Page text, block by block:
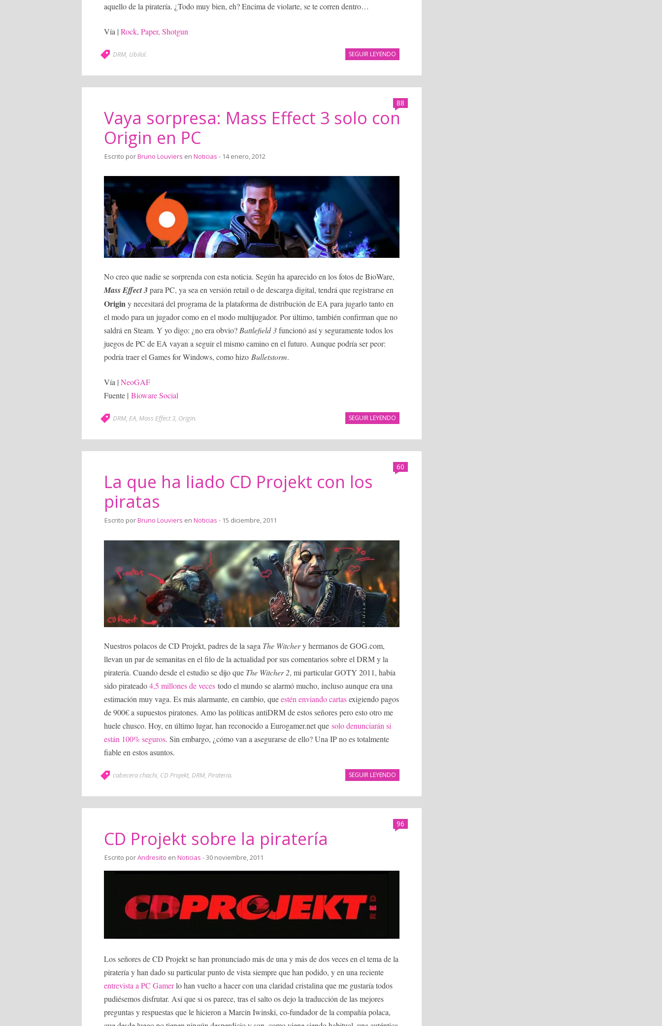
aquello de la piratería. ¿Todo muy bien, eh? Encima de violarte, se te corren dentro…
Vía | Rock, Paper, Shotgun
SEGUIR LEYENDO
DRM, Ubilol.
88
Vaya sorpresa: Mass Effect 3 solo con
Origin en PC
Escrito porBruno Louviers en Noticias - 14 enero, 2012
No creo que nadie se sorprenda con esta noticia. Según ha aparecido en los fotos de BioWare,
Mass Effect 3 para PC, ya sea en versión retail o de descarga digital, tendrá que registrarse en
Originy necesitará del programa de la plataforma de distribución de EA para jugarlo tanto en
el modo para un jugador como en el modo multijugador. Por último, también confirman que no
saldrá en Steam. Y yo digo: ¿no era obvio?Battlefield 3funcionó así y seguramente todos los
juegos de PC de EA vayan a seguir el mismo camino en el futuro. Aunque podría ser peor:
podría traer el Games for Windows, como hizo Bulletstorm.
Vía | NeoGAF
Fuente | Bioware Social
SEGUIR LEYENDO
DRM, EA, Mass Effect 3, Origin.
60
La que ha liado CD Projekt con los
piratas
Escrito porBruno Louviers en Noticias - 15 diciembre, 2011
Nuestros polacos de CD Projekt, padres de la saga The Witchery hermanos de GOG.com,
llevan un par de semanitas en el filo de la actualidad por sus comentarios sobre el DRM y la
piratería. Cuando desde el estudio se dijo que The Witcher 2, mi particular GOTY 2011, había
sido pirateado4,5 millones de veces todo el mundo se alarmó mucho, incluso aunque era una
estimación muy vaga. Es más alarmante, en cambio, queestén enviando cartasexigiendo pagos
de 900€ a supuestos piratones. Amo las políticas antiDRM de estos señores pero esto otro me
huele chusco. Hoy, en último lugar, han reconocido a Eurogamer.net que solo denunciarán si
están 100% seguros. Sin embargo, ¿cómo van a asegurarse de ello? Una IP no es totalmente
fiable en estos asuntos.
SEGUIR LEYENDO
cabecera chachi CD Projekt, DRM Pirateria.
96
CD Projekt sobre la piratería
Escrito porAndresito en Noticias - 30 noviembre, 2011
Los señores de CD Projekt se han pronunciado más de una y más de dos veces en el tema de la
piratería y han dado su particular punto de vista siempre que han podido, y en una reciente
entrevista a PC Gamerlo han vuelto a hacer con una claridad cristalina que me gustaría todos
pudiésemos disfrutar. Así que si os parece, tras el salto os dejo la traducción de las mejores
preguntas y respuestas que le hicieron a Marcin Iwinski, co-fundador de la compañía polaca,